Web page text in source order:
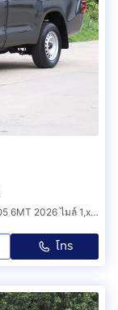
TOYOTA REVO STANDARD CAB 2.4 ENTRY EURO5 6MT 2026 ไมล์ 1,xxx กม.
โทร